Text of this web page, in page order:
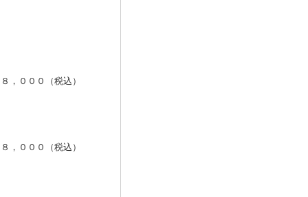
０００（税込）
０００（税込）